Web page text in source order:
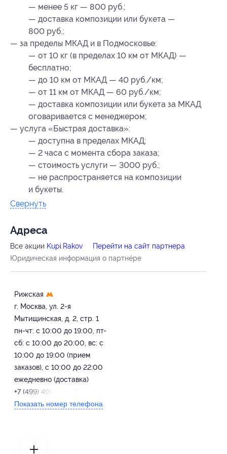
— менее 5 кг — 800 руб.;
— доставка композиции или букета —
800 руб.;
— за пределы МКАД и в Подмосковье:
— от 10 кг (в пределах 10 км от МКАД) —
бесплатно;
— до 10 км от МКАД — 40 руб./км;
— от 11 км от МКАД — 60 руб./км;
— доставка композиции или букета за МКАД
оговаривается с менеджером;
— услуга «Быстрая доставка»:
— доступна в пределах МКАД;
— 2 часа с момента сбора заказа;
— стоимость услуги — 3000 руб.;
— не распространяется на композиции
и букеты.
Свернуть
Адресa
Все акции Kupi.Rakov
Перейти на сайт партнера
Юридическая информация о партнёре
Рижская
г. Москва, ул. 2-я
Мытищинская, д. 2, стр. 1
пн-чт: c 10:00 до 19:00, пт-
сб: с 10:00 до 20:00, вс: с
10:00 до 19:00 (прием
заказов), с 10:00 до 22:00
ежедневно (доставка)
+7 (499) 499-07-27
Показать номер телефона